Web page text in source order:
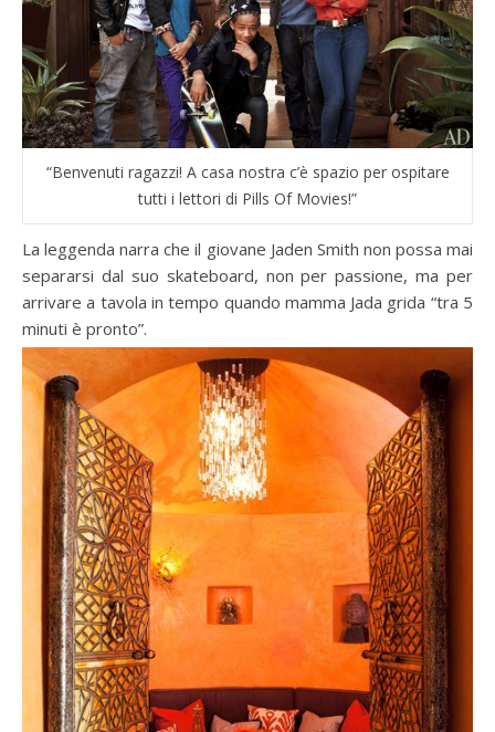
“Benvenuti ragazzi! A casa nostra c’è spazio per ospitare
tutti i lettori di Pills Of Movies!”
La leggenda narra che il giovane Jaden Smith non possa mai
separarsi dal suo skateboard, non per passione, ma per
arrivare a tavola in tempo quando mamma Jada grida “tra 5
minuti è pronto”.